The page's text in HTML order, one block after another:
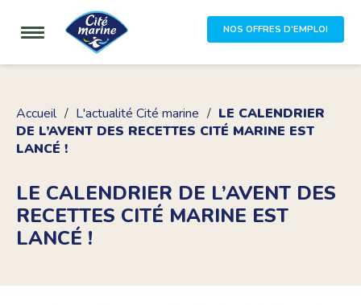
NOS OFFRES D'EMPLOI
Accueil L'actualité Cité marine
LE CALENDRIER
DE L’AVENT DES RECETTES CITÉ MARINE EST
LANCÉ !
LE CALENDRIER DE L’AVENT DES
RECETTES CITÉ MARINE EST
LANCÉ !